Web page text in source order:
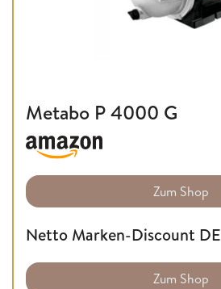
Metabo P 4000 G
Zum Shop
Netto Marken-Discount DE
Zum Shop